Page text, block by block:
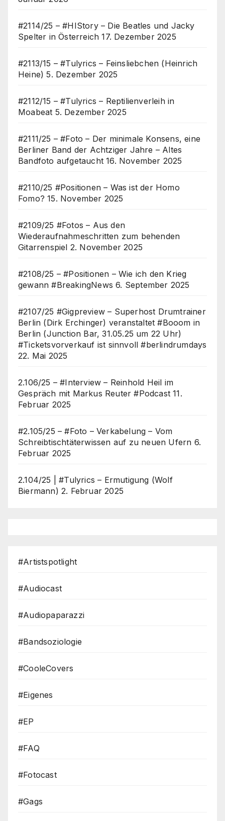
#2114/25 – #HIStory – Die Beatles und Jacky
Spelter in Österreich 17. Dezember 2025
#2113/15 – #Tulyrics – Feinsliebchen (Heinrich
Heine) 5. Dezember 2025
#2112/15 – #Tulyrics – Reptilienverleih in
Moabeat 5. Dezember 2025
#2111/25 – #Foto – Der minimale Konsens, eine
Berliner Band der Achtziger Jahre – Altes
Bandfoto aufgetaucht 16. November 2025
#2110/25 #Positionen – Was ist der Homo
Fomo? 15. November 2025
#2109/25 #Fotos – Aus den
Wiederaufnahmeschritten zum behenden
Gitarrenspiel 2. November 2025
#2108/25 – #Positionen – Wie ich den Krieg
gewann #BreakingNews 6. September 2025
#2107/25 #Gigpreview – Superhost Drumtrainer
Berlin (Dirk Erchinger) veranstaltet #Booom in
Berlin (Junction Bar, 31.05.25 um 22 Uhr)
#Ticketsvorverkauf ist sinnvoll #berlindrumdays
22. Mai 2025
2.106/25 – #Interview – Reinhold Heil im
Gespräch mit Markus Reuter #Podcast 11.
Februar 2025
#2.105/25 – #Foto – Verkabelung – Vom
Schreibtischtäterwissen auf zu neuen Ufern 6.
Februar 2025
2.104/25 | #Tulyrics – Ermutigung (Wolf
Biermann) 2. Februar 2025
#Artistspotlight
#Audiocast
#Audiopaparazzi
#Bandsoziologie
#CooleCovers
#Eigenes
#EP
#FAQ
#Fotocast
#Gags